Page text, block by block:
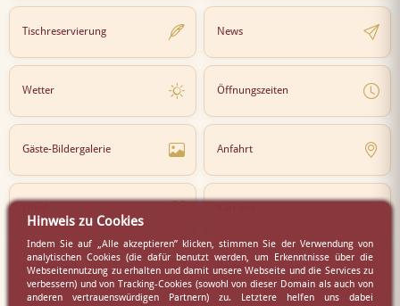
Tischreservierung News
Wetter Öffnungszeiten
Gäste-Bildergalerie Anfahrt
Newsletter Partner
Hinweis zu Cookies
Indem Sie auf „Alle akzeptieren” klicken, stimmen Sie der Verwendung von
analytischen Cookies (die dafür benutzt werden, um Erkenntnisse über die
Webseitennutzung zu erhalten und damit unsere Webseite und die Services zu
verbessern) und von Tracking-Cookies (sowohl von dieser Domain als auch von
anderen vertrauenswürdigen Partnern) zu. Letztere helfen uns dabei